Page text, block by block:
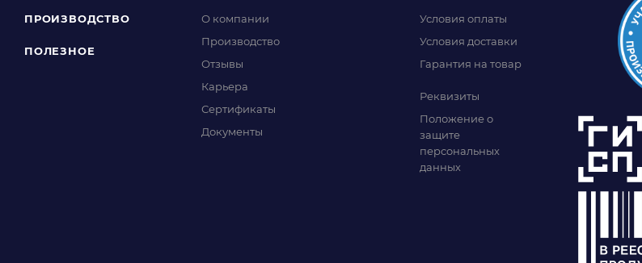
ПРОИЗВОДСТВО
ПОЛЕЗНОЕ
О компании
Производство
Отзывы
Карьера
Сертификаты
Документы
Условия оплаты
Условия доставки
Гарантия на товар
Реквизиты
Положение о
защите
персональных
данных